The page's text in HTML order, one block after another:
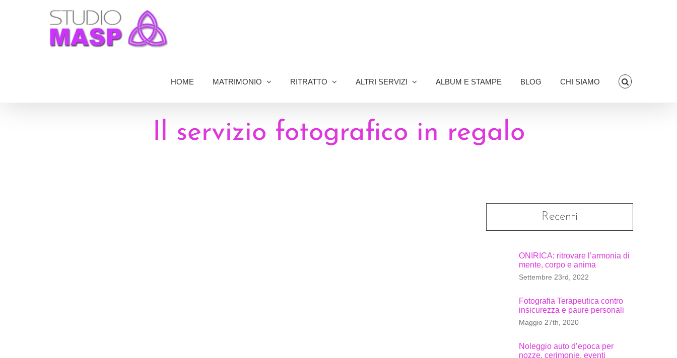
HOME MATRIMONIO RITRATTO ALTRI SERVIZI ALBUM E STAMPE BLOG CHI SIAMO
Il servizio fotografico in regalo
Recenti
ONIRICA: ritrovare l’armonia di
mente, corpo e anima
Settembre 23rd, 2022
Fotografia Terapeutica contro
insicurezza e paure personali
Maggio 27th, 2020
Noleggio auto d’epoca per
nozze, cerimonie, eventi